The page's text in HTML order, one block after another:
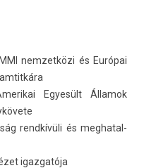
nem­zetközi és Európai
Egyesült Államok
rendkívüli és meg­hatal­
igaz­gatója